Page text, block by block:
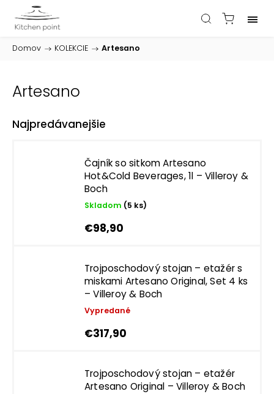
Domov / KOLEKCIE / Artesano
Artesano
Najpredávanejšie
Čajník so sitkom Artesano
Hot&Cold Beverages, 1l – Villeroy &
Boch
Skladom (5 ks)
€98,90
Trojposchodový stojan – etažér s
miskami Artesano Original, Set 4 ks
– Villeroy & Boch
Vypredané
€317,90
Trojposchodový stojan – etažér
Artesano Original – Villeroy & Boch